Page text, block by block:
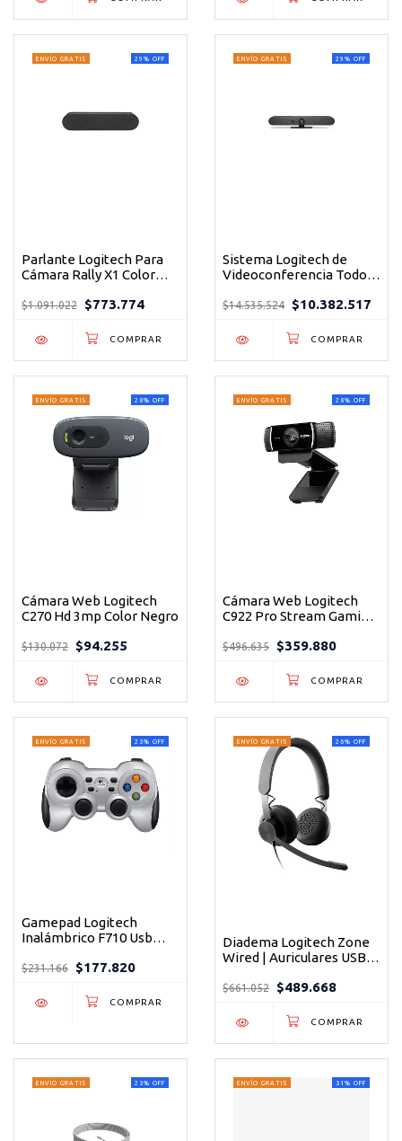
29 % OFF
ENVÍO GRATIS
Parlante Logitech Para
Cámara Rally X1 Color
$1.091.022 $773.774
29 % OFF
ENVÍO GRATIS
Sistema Logitech de
Videoconferencia Todo
$14.535.524 $10.382.517
28% OFF
ENVÍO GRATIS
Cámara Web Logitech
C270 Hd 3mp Color Negro
$130.072 $94.255
28% OFF
ENVÍO GRATIS
Cámara Web Logitech
C922 Pro Stream Gaming
$496.635 $359.880
23% OFF
ENVÍO GRATIS
Gamepad Logitech
Inalámbrico F710 Usb
Tv Color Silver
$231.166 $177.820
26% OFF
ENVÍO GRATIS
Diadema Logitech Zone
Wired | Auriculares USB
Videoconferencias |
$661.052 $489.668
23% OFF
ENVÍO GRATIS 31 % OFF
ENVÍO GRATIS